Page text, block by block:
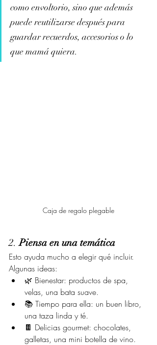
como envoltorio, sino que además
puede reutilizarse después para
guardar recuerdos, accesorios o lo
que mamá quiera.
Caja de regalo plegable
2. Piensa en una temática
Esto ayuda mucho a elegir qué incluir.
Algunas ideas:
🌿 Bienestar: productos de spa,
velas, una bata suave.
📚 Tiempo para ella: un buen libro,
una taza linda y té.
🍫 Delicias gourmet: chocolates,
galletas, una mini botella de vino.